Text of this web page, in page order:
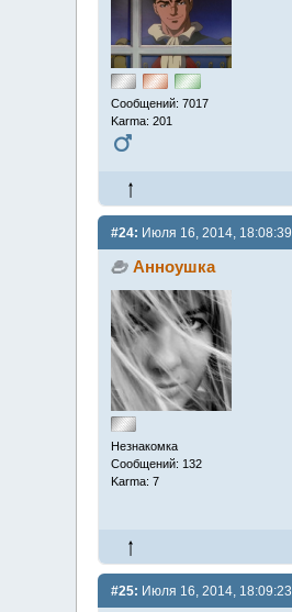
Сообщений: 7017
Karma: 201
#24: Июля 16, 2014, 18:08:39
Анноушка
Незнакомка
Сообщений: 132
Karma: 7
#25: Июля 16, 2014, 18:09:23